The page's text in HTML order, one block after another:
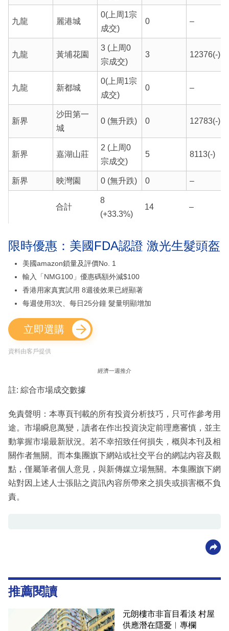
九龍 麗港城
0(上周1宗
成交)
0 –
九龍 黃埔花園
3 (上周0
宗成交)
3 12376(-)
九龍 新都城
0(上周1宗
成交)
0 –
新界
沙田第一
城
0 (無升跌) 0 12783(-)
新界 嘉湖山莊
2 (上周0
宗成交)
5 8113(-)
新界 映灣園 0 (無升跌) 0 –
合計
8
(+33.3%)
14 –
限時優惠：美國FDA認證 激光生髮頭盔
美國amazon鎖量及評價No. 1
輸入「NMG100」優惠碼額外減$100
香港用家真實試用 8週後效果已經顯著
每週使用3次、每日25分鐘 髮量明顯增加
立即選購
資料由客戶提供
經濟一週推介
註: 綜合市場成交數據
免責聲明：本專頁刊載的所有投資分析技巧，只可作參考用
途。市場瞬息萬變，讀者在作出投資決定前理應審慎，並主
動掌握市場最新狀況。若不幸招致任何損失，概與本刊及相
關作者無關。而本集團旗下網站或社交平台的網誌內容及觀
點，僅屬筆者個人意見，與新傳媒立場無關。本集團旗下網
站對因上述人士張貼之資訊內容所帶來之損失或損害概不負
責。
推薦閱讀
元朗樓市非盲目看淡 村屋
供應潛在隱憂︳專欄